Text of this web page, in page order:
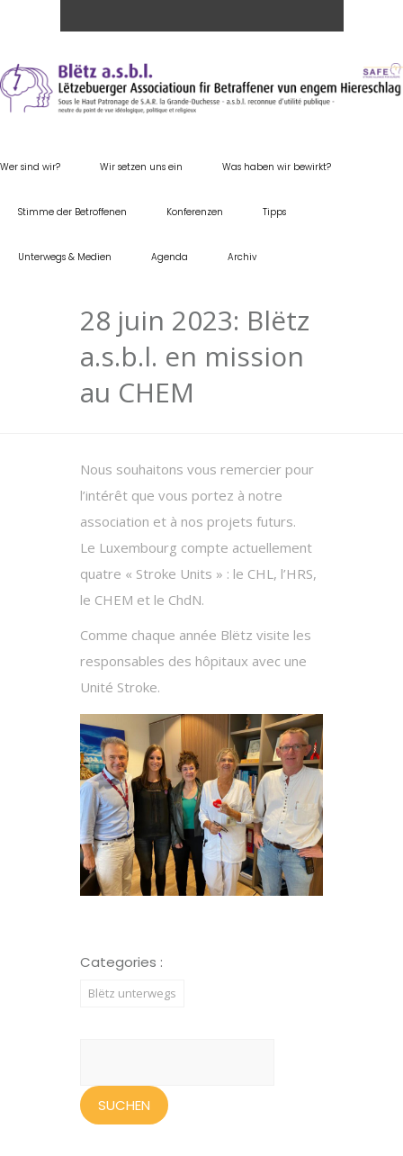
Wer sind wir? Wir setzen uns ein Was haben wir bewirkt?
Stimme der Betroffenen Konferenzen Tipps
Unterwegs & Medien Agenda Archiv
28 juin 2023: Blëtz
a.s.b.l. en mission
au CHEM
Nous souhaitons vous remercier pour
l’intérêt que vous portez à notre
association et à nos projets futurs.
Le Luxembourg compte actuellement
quatre « Stroke Units » : le CHL, l’HRS,
le CHEM et le ChdN.
Comme chaque année Blëtz visite les
responsables des hôpitaux avec une
Unité Stroke.
Categories :
Blëtz unterwegs